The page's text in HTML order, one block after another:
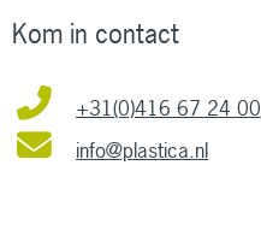
Kom in contact
+31(0)416 67 24 00
info@plastica.nl